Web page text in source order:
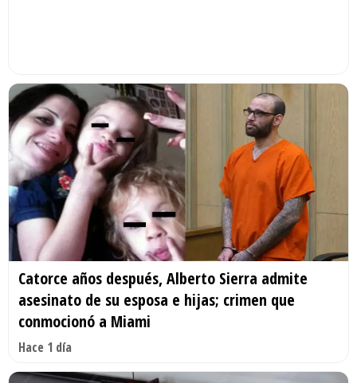
Catorce años después, Alberto Sierra admite
asesinato de su esposa e hijas; crimen que
conmocionó a Miami
Hace 1 día